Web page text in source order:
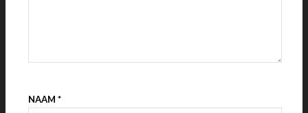
NAAM *